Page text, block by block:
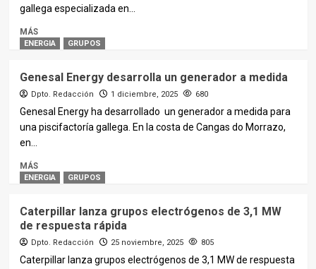
gallega especializada en...
MÁS
ENERGIA GRUPOS
Genesal Energy desarrolla un generador a medida
Dpto. Redacción 1 diciembre, 2025 680
Genesal Energy ha desarrollado un generador a medida para
una piscifactoría gallega. En la costa de Cangas do Morrazo,
en...
MÁS
ENERGIA GRUPOS
Caterpillar lanza grupos electrógenos de 3,1 MW
de respuesta rápida
Dpto. Redacción 25 noviembre, 2025 805
Caterpillar lanza grupos electrógenos de 3,1 MW de respuesta